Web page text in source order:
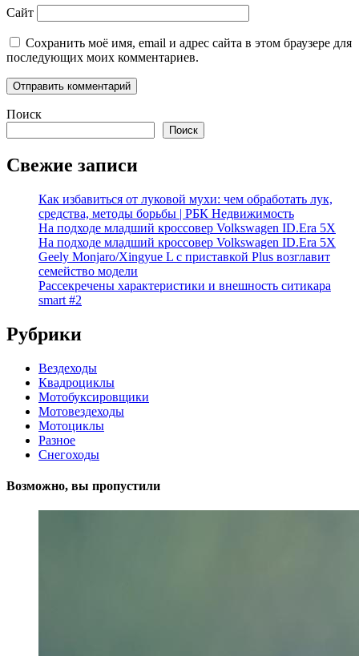
Сайт
Сохранить моё имя, email и адрес сайта в этом браузере для
последующих моих комментариев.
Поиск
Поиск
Свежие записи
Как избавиться от луковой мухи: чем обработать лук,
средства, методы борьбы | РБК Недвижимость
На подходе младший кроссовер Volkswagen ID.Era 5X
На подходе младший кроссовер Volkswagen ID.Era 5X
Geely Monjaro/Xingyue L с приставкой Plus возглавит
семейство модели
Рассекречены характеристики и внешность ситикара
smart #2
Рубрики
Вездеходы
Квадроциклы
Мотобуксировщики
Мотовездеходы
Мотоциклы
Разное
Снегоходы
Возможно, вы пропустили